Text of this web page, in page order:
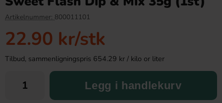
Köp
19.90 kr
Artikelnummer: 800011101
22.90 kr/stk
Tilbud, sammenligningspris 654.29 kr / kilo or liter
Legg i handlekurv